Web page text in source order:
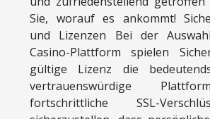
Sie, worauf es ankommt!
und Lizenzen Bei der
Casino-Plattform spielen
gültige Lizenz die
vertrauenswürdige
fortschrittliche SSL-